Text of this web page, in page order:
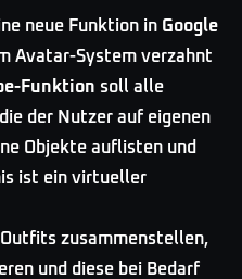
neue Funktion in Google
Avatar-System verzahnt
Funktion soll alle
der Nutzer auf eigenen
Objekte auflisten und
ist ein virtueller
zusammenstellen,
und diese bei Bedarf